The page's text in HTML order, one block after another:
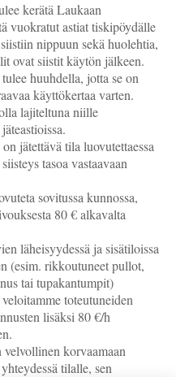
kerätä Laukaan
vuokratut astiat tiskipöydälle
nippuun sekä huolehtia,
ovat siistit käytön jälkeen.
huuhdella, jotta se on
käyttökertaa varten.
lajiteltuna niille
jätettävä tila luovutettaessa
tasoa vastaavaan
sovitussa kunnossa,
80 € alkavalta
läheisyydessä ja sisätiloissa
(esim. rikkoutuneet pullot,
tai tupakantumpit)
toteutuneiden
lisäksi 80 €/h
korvaamaan
tilalle, sen